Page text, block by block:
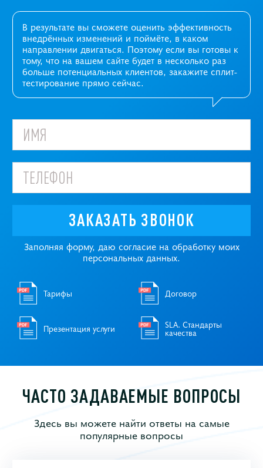
В результате вы сможете оценить эффективность
внедрённых изменений и поймёте, в каком
направлении двигаться. Поэтому если вы готовы к
тому, что на вашем сайте будет в несколько раз
больше потенциальных клиентов, закажите сплит-
тестирование прямо сейчас.
ЗАКАЗАТЬ ЗВОНОК
Заполняя форму, даю согласие на обработку моих
персональных данных.
Тарифы Договор
Презентация услуги SLA. Стандарты
качества
ЧАСТО ЗАДАВАЕМЫЕ ВОПРОСЫ
Здесь вы можете найти ответы на самые
популярные вопросы